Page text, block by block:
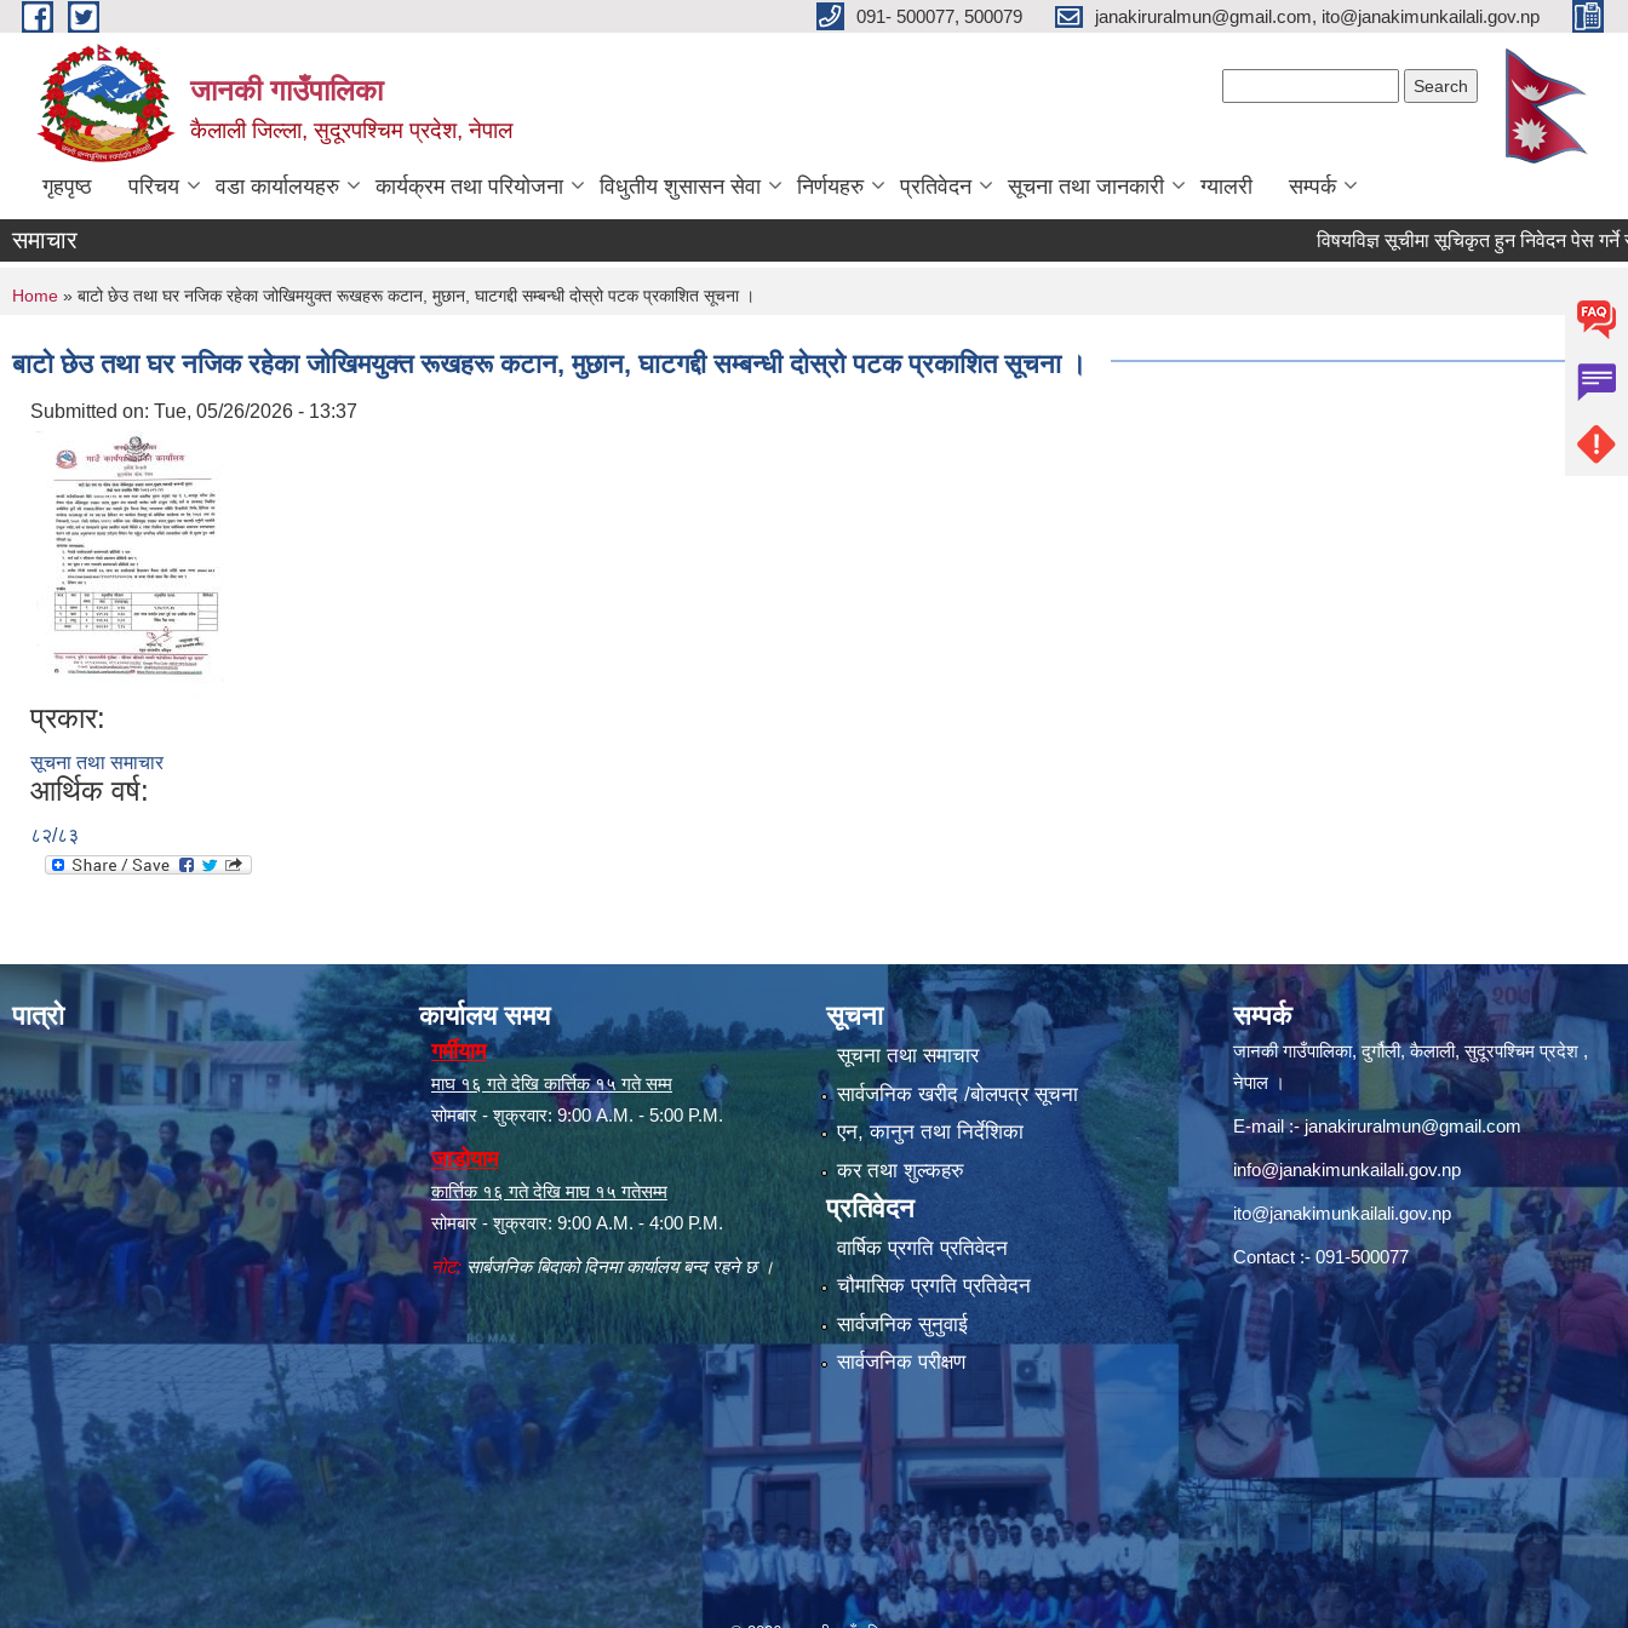
Skip to main content 091- 500077, 500079 janakiruralmun@gmail.com, ito@janakimunkailali.gov.np
जानकी गाउँपालिका
कैलाली जिल्ला, सुदूरपश्चिम प्रदेश, नेपाल
गृहपृष्ठ परिचय वडा कार्यालयहरु कार्यक्रम तथा परियोजना विधुतीय शुसासन सेवा निर्णयहरु प्रतिवेदन सूचना तथा जानकारी ग्यालरी सम्पर्क
समाचार विषयविज्ञ सूचीमा सूचिकृत हुन निवेदन पेस गर्ने
You are here
Home » बाटो छेउ तथा घर नजिक रहेका जोखिमयुक्त रूखहरू कटान, मुछान, घाटगद्दी सम्बन्धी दोस्रो पटक प्रकाशित सूचना ।
बाटो छेउ तथा घर नजिक रहेका जोखिमयुक्त रूखहरू कटान, मुछान, घाटगद्दी सम्बन्धी दोस्रो पटक प्रकाशित सूचना ।
Submitted on: Tue, 05/26/2026 - 13:37
प्रकार:
सूचना तथा समाचार
आर्थिक वर्ष:
८२/८३
पात्रो कार्यालय समय
गर्मीयाम
माघ १६ गते देखि कार्त्तिक १५ गते सम्म
सोमबार - शुक्रवार: 9:00 A.M. - 5:00 P.M.
जाडोयाम
कार्त्तिक १६ गते देखि माघ १५ गतेसम्म
सोमबार - शुक्रवार: 9:00 A.M. - 4:00 P.M.
नोट: सार्बजनिक बिदाको दिनमा कार्यालय बन्द रहने छ ।
सूचना
सूचना तथा समाचार
सार्वजनिक खरीद /बोलपत्र सूचना
एन, कानुन तथा निर्देशिका
कर तथा शुल्कहरु
प्रतिवेदन
वार्षिक प्रगति प्रतिवेदन
चौमासिक प्रगति प्रतिवेदन
सार्वजनिक सुनुवाई
सार्वजनिक परीक्षण
सम्पर्क
जानकी गाउँपालिका, दुर्गौली, कैलाली, सुदूरपश्चिम प्रदेश ,
नेपाल ।
E-mail :-janakiruralmun@gmail.com
info@janakimunkailali.gov.np
ito@janakimunkailali.gov.np
Contact :- 091-500077